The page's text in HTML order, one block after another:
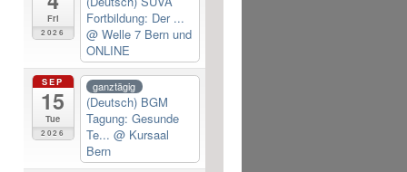
Fri
2026
Fortbildung: Der ...
@ Welle 7 Bern und
ONLINE
SEP
15
Tue
2026
ganztägig
(Deutsch) BGM
Tagung: Gesunde
Te... @ Kursaal
Bern